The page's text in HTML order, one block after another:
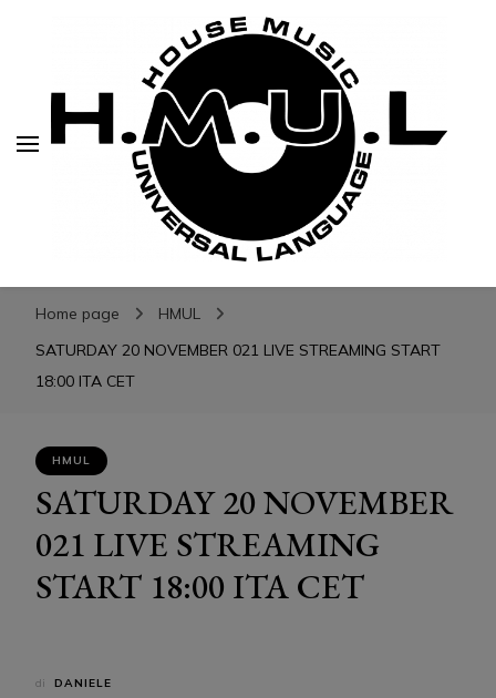
H.M.U.L.
H.M.U.L.
www.housemusicuniversallanguage.com
Home page
HMUL
SATURDAY 20 NOVEMBER 021 LIVE STREAMING START
18:00 ITA CET
HMUL
SATURDAY 20 NOVEMBER
021 LIVE STREAMING
START 18:00 ITA CET
di DANIELE